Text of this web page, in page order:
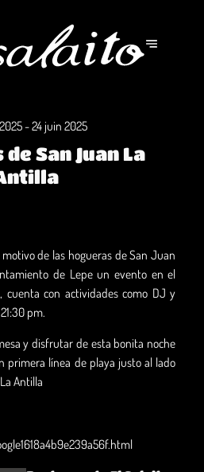
- 24 juin 2025
San Juan La
de las hogueras de San Juan
de Lepe un evento en el
cuenta con actividades como DJ y
pm.
y disfrutar de esta bonita noche
primera línea de playa justo al lado
Antilla